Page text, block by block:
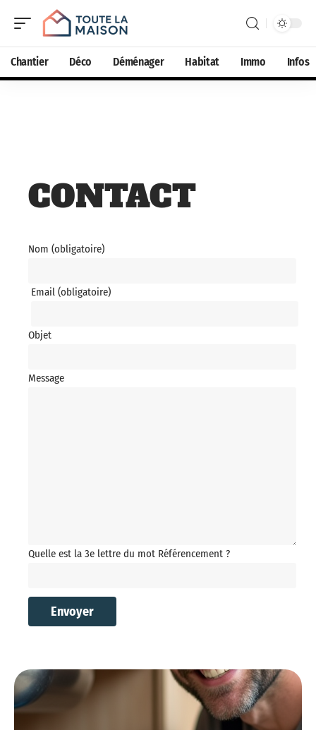
Chantier Déco Déménager Habitat Immo Infos
CONTACT
Nom (obligatoire)
Email (obligatoire)
Objet
Message
Quelle est la 3e lettre du mot Référencement ?